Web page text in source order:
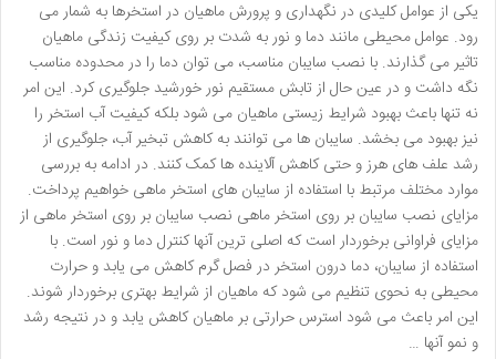
یکی از عوامل کلیدی در نگهداری و پرورش ماهیان در استخرها به شمار می
رود. عوامل محیطی مانند دما و نور به شدت بر روی کیفیت زندگی ماهیان
تاثیر می گذارند. با نصب سایبان مناسب، می توان دما را در محدوده مناسب
نگه داشت و در عین حال از تابش مستقیم نور خورشید جلوگیری کرد. این امر
نه تنها باعث بهبود شرایط زیستی ماهیان می شود بلکه کیفیت آب استخر را
نیز بهبود می بخشد. سایبان ها می توانند به کاهش تبخیر آب، جلوگیری از
رشد علف های هرز و حتی کاهش آلاینده ها کمک کنند. در ادامه به بررسی
موارد مختلف مرتبط با استفاده از سایبان های استخر ماهی خواهیم پرداخت.
مزایای نصب سایبان بر روی استخر ماهی نصب سایبان بر روی استخر ماهی از
مزایای فراوانی برخوردار است که اصلی ترین آنها کنترل دما و نور است. با
استفاده از سایبان، دما درون استخر در فصل گرم کاهش می یابد و حرارت
محیطی به نحوی تنظیم می شود که ماهیان از شرایط بهتری برخوردار شوند.
این امر باعث می شود استرس حرارتی بر ماهیان کاهش یابد و در نتیجه رشد
و نمو آنها …